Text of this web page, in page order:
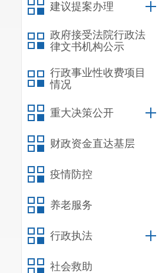
建议提案办理
政府接受法院行政法
律文书机构公示
行政事业性收费项目
情况
重大决策公开
财政资金直达基层
疫情防控
养老服务
行政执法
社会救助